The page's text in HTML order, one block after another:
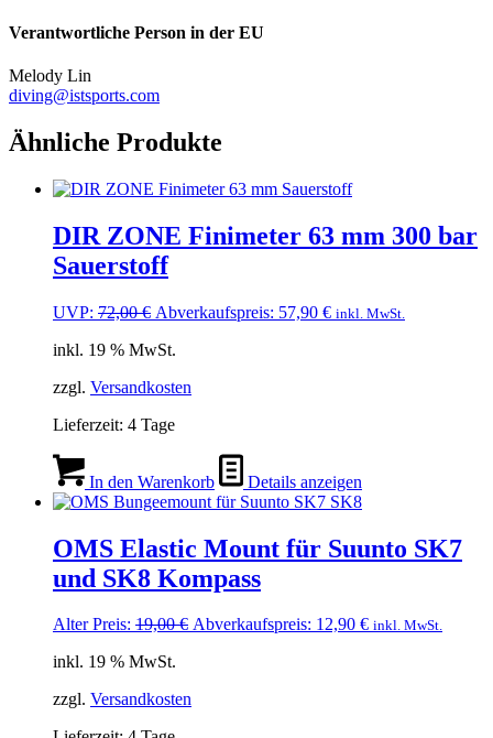
Verantwortliche Person in der EU
Melody Lin
diving@istsports.com
Ähnliche Produkte
DIR ZONE Finimeter 63 mm 300 bar
Sauerstoff
UVP: 72,00€ Ursprünglicher
war:
Abverkaufspreis: 57,90 €Aktueller
inkl. MwSt.
inkl. 19 % MwSt.
zzgl. Versandkosten
Lieferzeit: 4 Tage
In den Warenkorb Details anzeigen
OMS Elastic Mount für Suunto SK7
und SK8 Kompass
Alter Preis: 19,00€ Ursprünglicher
Abverkaufspreis: 12,90 €Aktueller
inkl. MwSt.
inkl. 19 % MwSt.
zzgl. Versandkosten